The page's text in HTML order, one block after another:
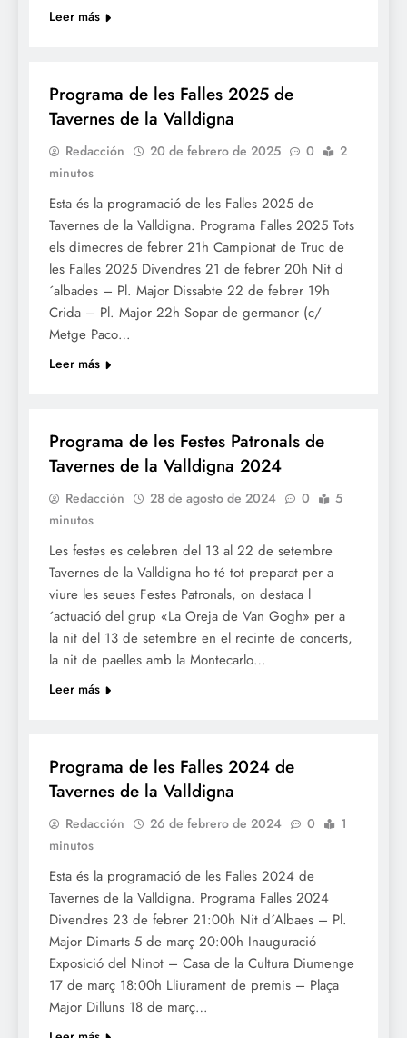
Leer más
Programa de les Falles 2025 de
Tavernes de la Valldigna
Redacción 20 de febrero de 2025 0
2
minutos
Esta és la programació de les Falles 2025 de
Tavernes de la Valldigna. Programa Falles 2025 Tots
els dimecres de febrer 21h Campionat de Truc de
les Falles 2025 Divendres 21 de febrer 20h Nit d
´albades – Pl. Major Dissabte 22 de febrer 19h
Crida – Pl. Major 22h Sopar de germanor (c/
Metge Paco…
Leer más
Programa de les Festes Patronals de
Tavernes de la Valldigna 2024
Redacción 28 de agosto de 2024 0
5
minutos
Les festes es celebren del 13 al 22 de setembre
Tavernes de la Valldigna ho té tot preparat per a
viure les seues Festes Patronals, on destaca l
´actuació del grup «La Oreja de Van Gogh» per a
la nit del 13 de setembre en el recinte de concerts,
la nit de paelles amb la Montecarlo…
Leer más
Programa de les Falles 2024 de
Tavernes de la Valldigna
Redacción 26 de febrero de 2024 0
1
minutos
Esta és la programació de les Falles 2024 de
Tavernes de la Valldigna. Programa Falles 2024
Divendres 23 de febrer 21:00h Nit d´Albaes – Pl.
Major Dimarts 5 de març 20:00h Inauguració
Exposició del Ninot – Casa de la Cultura Diumenge
17 de març 18:00h Lliurament de premis – Plaça
Major Dilluns 18 de març…